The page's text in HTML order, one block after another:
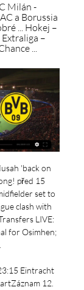
Milán -
a Borussia
... Hokej –
–
...
'back on
před 15
set to
clash with
LIVE:
for Osimhen;
Eintracht
12.